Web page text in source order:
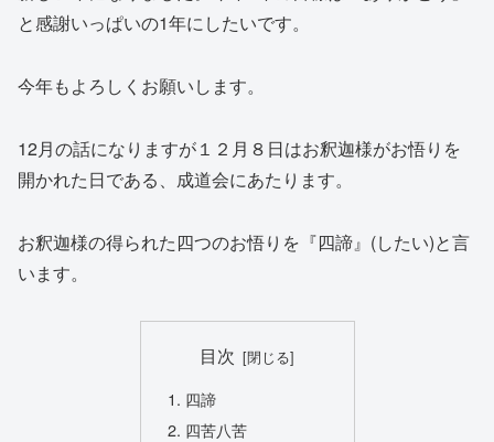
と感謝いっぱいの1年にしたいです。
今年もよろしくお願いします。
12月の話になりますが１２月８日はお釈迦様がお悟りを
開かれた日である、成道会にあたります。
お釈迦様の得られた四つのお悟りを『四諦』(したい)と言
います。
目次
四諦
四苦八苦